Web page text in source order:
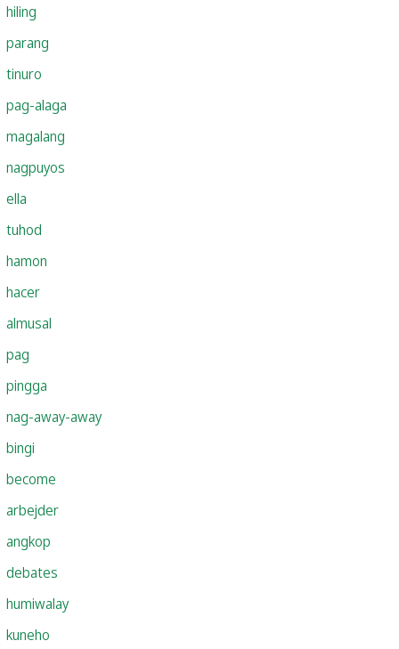
hiling
parang
tinuro
pag-alaga
magalang
nagpuyos
ella
tuhod
hamon
hacer
almusal
pag
pingga
nag-away-away
bingi
become
arbejder
angkop
debates
humiwalay
kuneho